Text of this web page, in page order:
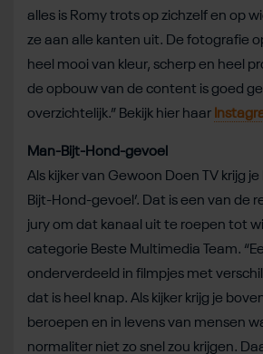
alles is Romy trots op zichzelf en op
ze aan alle kanten uit. De fotografie
heel mooi van kleur, scherp en heel
de opbouw van de content is goed
overzichtelijk.” Bekijk hier haar
Man-Bijt-Hond-gevoel
Als kijker van Gewoon Doen TV krijg
Bijt-Hond-gevoel’. Dat is een van de
jury om dat kanaal uit te roepen tot
categorie Beste Multimedia Team.
onderverdeeld in filmpjes met
dat is heel knap. Als kijker krijg je
beroepen en in levens van mensen
normaliter niet zo snel zou krijgen.